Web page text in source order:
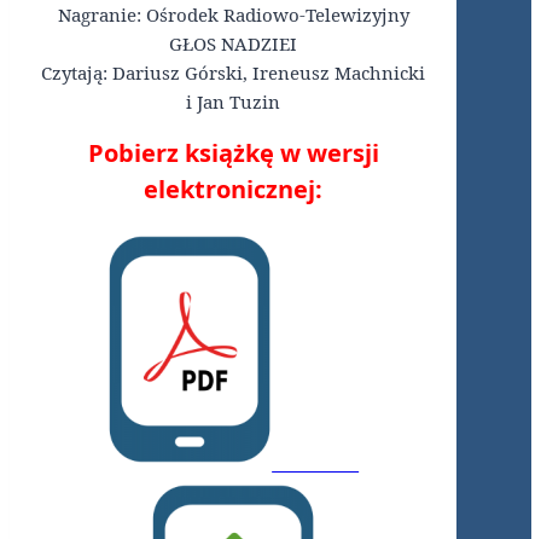
Nagranie: Ośrodek Radiowo-Telewizyjny
GŁOS NADZIEI
Czytają: Dariusz Górski, Ireneusz Machnicki
i Jan Tuzin
Pobierz książkę w wersji
elektronicznej: